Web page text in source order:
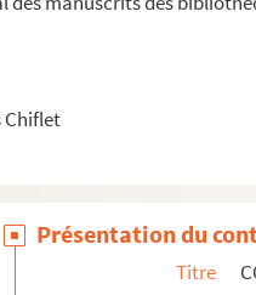
Chiflet
la paix finale du royaume de
de Lannoy de recevoir la
du voyage qu'il fit en France,
Charles-Quint et le roy
quando el rey Henrique IV
Présentation du
Titre